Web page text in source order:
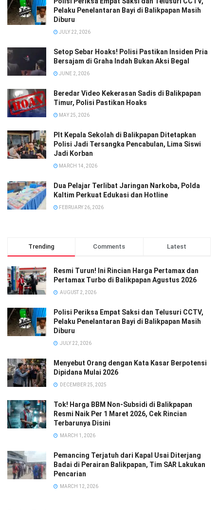
Pelaku Penelantaran Bayi di Balikpapan Masih
Diburu
JULY 22, 2026
Setop Sebar Hoaks! Polisi Pastikan Insiden Pria
Bersajam di Graha Indah Bukan Aksi Begal
JUNE 2, 2026
Beredar Video Kekerasan Sadis di Balikpapan
Timur, Polisi Pastikan Hoaks
MAY 25, 2026
Plt Kepala Sekolah di Balikpapan Ditetapkan
Polisi Jadi Tersangka Pencabulan, Lima Siswi
Jadi Korban
MARCH 14, 2026
Dua Pelajar Terlibat Jaringan Narkoba, Polda
Kaltim Perkuat Edukasi dan Hotline
FEBRUARY 26, 2026
Trending Comments Latest
Resmi Turun! Ini Rincian Harga Pertamax dan
Pertamax Turbo di Balikpapan Agustus 2026
AUGUST 2, 2026
Polisi Periksa Empat Saksi dan Telusuri CCTV,
Pelaku Penelantaran Bayi di Balikpapan Masih
Diburu
JULY 22, 2026
Menyebut Orang dengan Kata Kasar Berpotensi
Dipidana Mulai 2026
DECEMBER 25, 2025
Tok! Harga BBM Non-Subsidi di Balikpapan
Resmi Naik Per 1 Maret 2026, Cek Rincian
Terbarunya Disini
MARCH 1, 2026
Pemancing Terjatuh dari Kapal Usai Diterjang
Badai di Perairan Balikpapan, Tim SAR Lakukan
Pencarian
MARCH 12, 2026